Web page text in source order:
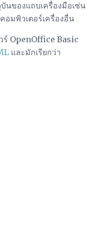
นของแถบเครื่องมือเช่น
มพิวเตอร์เครื่องอื่น
ร์ OpenOffice Basic
และมักเรียกว่า